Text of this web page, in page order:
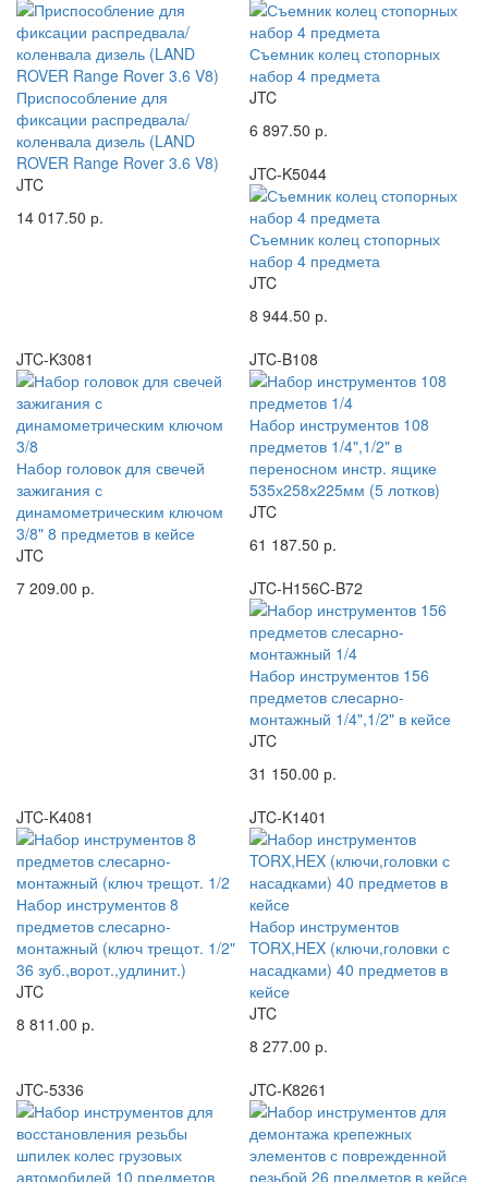
Приспособление для
фиксации распредвала/
коленвала дизель (LAND
ROVER Range Rover 3.6 V8)
JTC
14 017.50 р.
Съемник колец стопорных
набор 4 предмета
JTC
6 897.50 р.
JTC-K5044
Съемник колец стопорных
набор 4 предмета
JTC
8 944.50 р.
JTC-K3081
Набор головок для свечей
зажигания с
динамометрическим ключом
3/8" 8 предметов в кейсе
JTC
7 209.00 р.
JTC-B108
Набор инструментов 108
предметов 1/4",1/2" в
переносном инстр. ящике
535х258х225мм (5 лотков)
JTC
61 187.50 р.
JTC-H156C-B72
Набор инструментов 156
предметов слесарно-
монтажный 1/4",1/2" в кейсе
JTC
31 150.00 р.
JTC-K4081
Набор инструментов 8
предметов слесарно-
монтажный (ключ трещот. 1/2"
36 зуб.,ворот.,удлинит.)
JTC
8 811.00 р.
JTC-K1401
Набор инструментов
TORX,HEX (ключи,головки с
насадками) 40 предметов в
кейсе
JTC
8 277.00 р.
JTC-5336
JTC-K8261